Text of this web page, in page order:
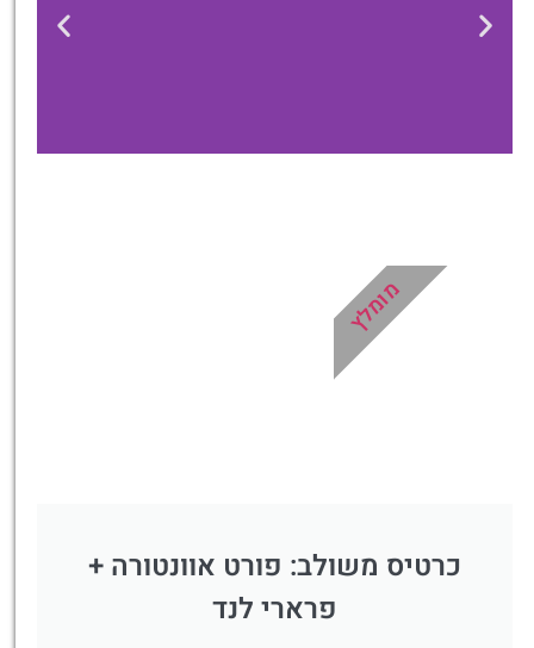
מומלץ?
לחצו
פה!
כרטיס משולב: פורט אוונטורה +
פרארי לנד
מומלץ